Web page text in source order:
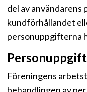
del av
kundförhållandet
personuppgifterna
Föreningens
behandlingen av